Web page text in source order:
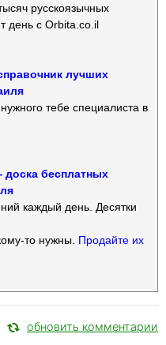
русскоязычных
день с Orbita.co.il
лучших
тебе специалиста в
бесплатных
каждый день. Десятки
то нужны. Продайте их
обновить комментарии